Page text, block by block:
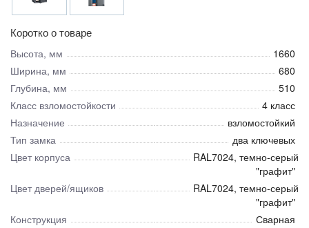
Коротко о товаре
Высота, мм
1660
Ширина, мм
680
Глубина, мм
510
Класс взломостойкости
4 класс
Назначение
взломостойкий
Тип замка
два ключевых
Цвет корпуса
RAL7024, темно-серый
"графит"
Цвет дверей/ящиков
RAL7024, темно-серый
"графит"
Конструкция
Сварная